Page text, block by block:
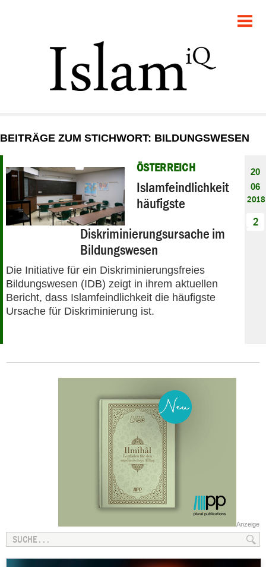
GESELLSCHAFT
STARTSEITE
DEBATTE
PANORAMA
BEITRÄGE ZUM STICHWORT: BILDUNGSWESEN
ÖSTERREICH
Islamfeindlichkeit
häufigste
Diskriminierungsursache im
Bildungswesen
Die Initiative für ein Diskriminierungsfreies
Bildungswesen (IDB) zeigt in ihrem aktuellen
Bericht, dass Islamfeindlichkeit die häufigste
Ursache für Diskriminierung ist.
20
06
2018
2
Anzeige